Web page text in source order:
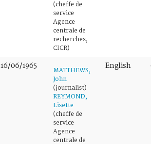
(cheffe de
service
Agence
centrale de
recherches,
CICR)
16/06/1965
MATTHEWS,
John
(journalist)
REYMOND,
Lisette
(cheffe de
service
Agence
centrale de
English